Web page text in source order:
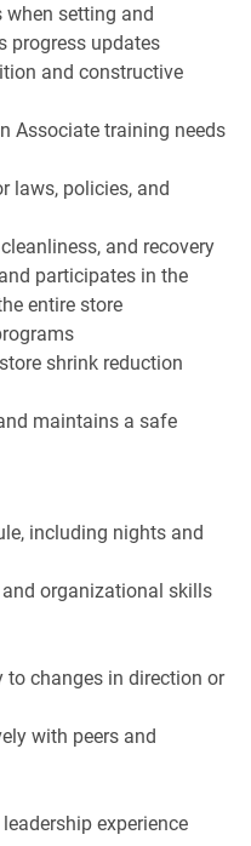
when setting and
progress updates
and constructive
Associate training needs
laws, policies, and
and recovery
participates in the
entire store
shrink reduction
maintains a safe
including nights and
organizational skills
to changes in direction or
with peers and
experience